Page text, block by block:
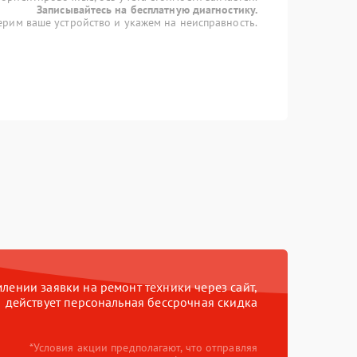
Записывайтесь на бесплатную диагностику.
ваше устройство и укажем на неисправность.
заявки на ремонт техники через сайт,
действует персональная бессрочная скидка
*Условия акции предполагают, что отправляя